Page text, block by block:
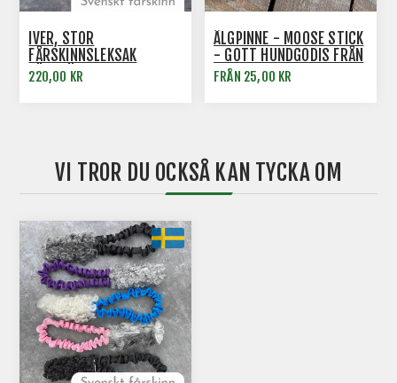
IVER, STOR
FÅRSKINNSLEKSAK
FÖRSTÄRKT MED
BRANDSLANG INUTI
220,00 KR
ÄLGPINNE - MOOSE STICK
- GOTT HUNDGODIS FRÅN
RAUH
FRÅN 25,00 KR
VI TROR DU OCKSÅ KAN TYCKA OM